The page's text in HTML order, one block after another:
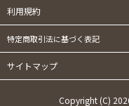
利用規約
特定商取引法に基づく表記
サイトマップ
Copyright (C)